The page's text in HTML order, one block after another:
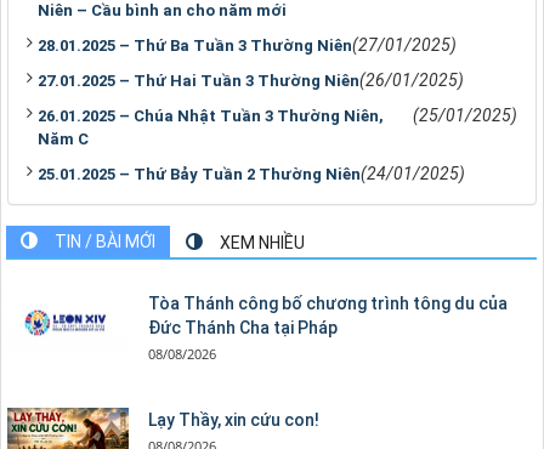
Niên – Cầu bình an cho năm mới
28.01.2025 – Thứ Ba Tuần 3 Thường Niên(27/01/2025)
27.01.2025 – Thứ Hai Tuần 3 Thường Niên(26/01/2025)
26.01.2025 – Chúa Nhật Tuần 3 Thường Niên,
Năm C
(25/01/2025)
25.01.2025 – Thứ Bảy Tuần 2 Thường Niên(24/01/2025)
TIN / BÀI MỚI XEM NHIỀU
Tòa Thánh công bố chương trình tông du của
Đức Thánh Cha tại Pháp
08/08/2026
Lạy Thầy, xin cứu con!